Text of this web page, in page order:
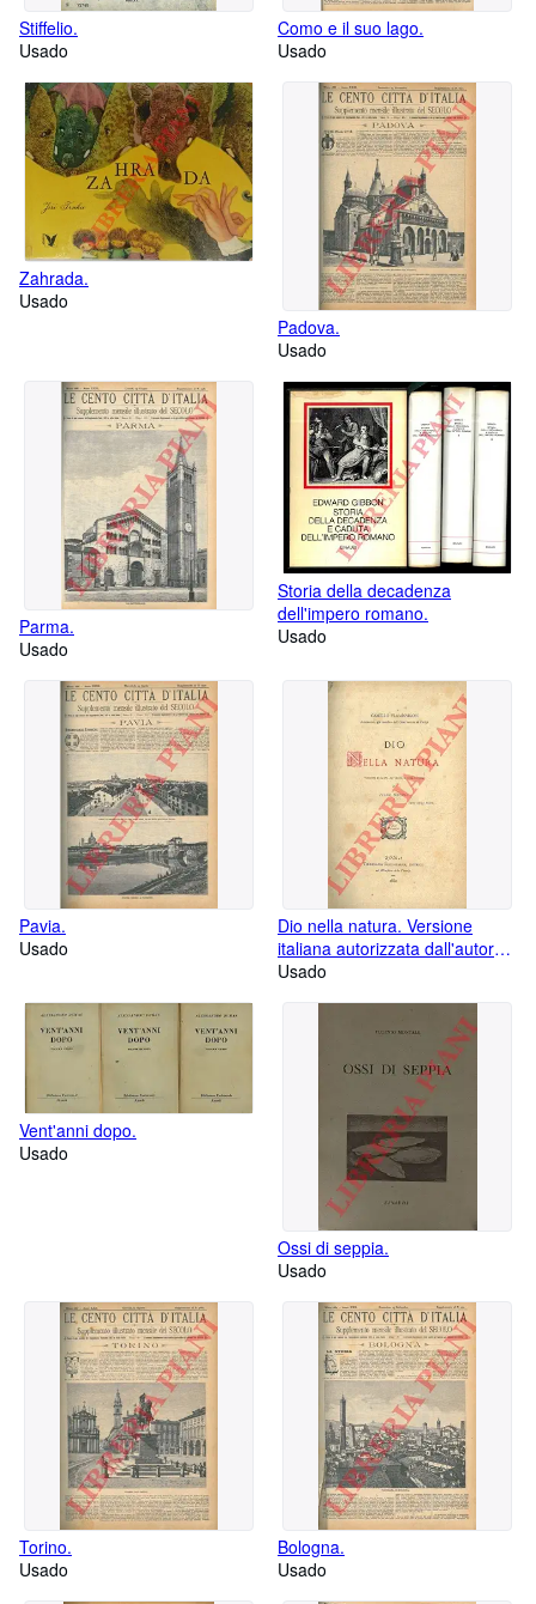
Stiffelio.
Usado
Como e il suo lago.
Usado
Zahrada.
Usado
Padova.
Usado
Parma.
Usado
Storia della decadenza
dell'impero romano.
Usado
Pavia.
Usado
Dio nella natura. Versione
italiana autorizzata dall'autore
di Felice Scifoni.
Usado
Vent'anni dopo.
Usado
Ossi di seppia.
Usado
Torino.
Usado
Bologna.
Usado